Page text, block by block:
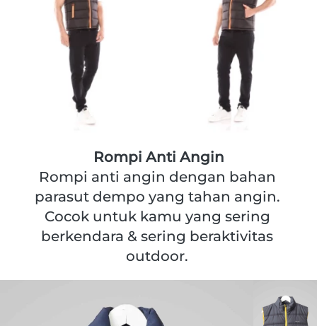
Rompi Anti Angin
Rompi anti angin dengan bahan
parasut dempo yang tahan angin.
Cocok untuk kamu yang sering
berkendara & sering beraktivitas
outdoor.